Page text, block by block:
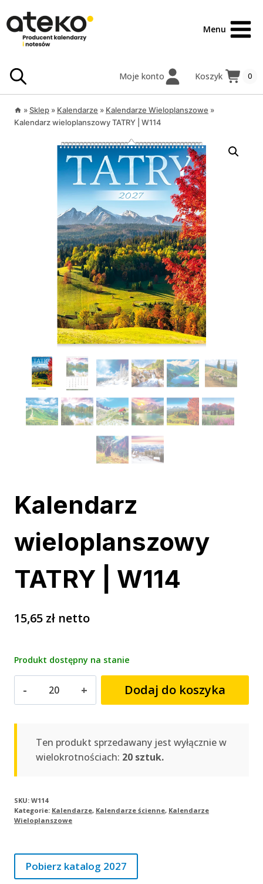
treści
do
treści
Menu
Moje konto Koszyk 0
»Sklep » Kalendarze » Kalendarze Wieloplanszowe »
Kalendarz wieloplanszowy TATRY | W114
Kalendarz
wieloplanszowy
TATRY | W114
15,65 zł netto
Produkt dostępny na stanie
Kalendarz
TATRY
W114
Dodaj do koszyka
Ten produkt sprzedawany jest wyłącznie w
wielokrotnościach: 20 sztuk.
SKU: W114
Kategorie: Kalendarze, Kalendarze ścienne, Kalendarze
Wieloplanszowe
Pobierz katalog 2027